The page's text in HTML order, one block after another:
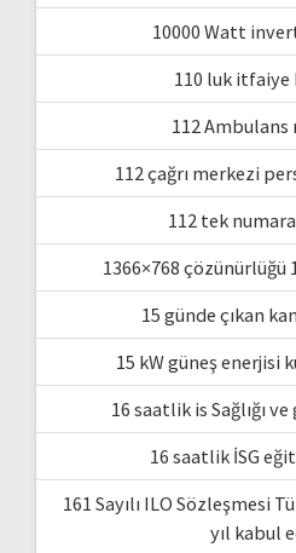
10000 Watt
110 luk
112 Ambulans
112 çağrı merkezi
112 tek
1366×768 çözünürlüğü
15 günde çıkan
15 kW güneş enerjisi
16 saatlik is Sağlığı
16 saatlik İSG
161 Sayılı ILO Sözleşmesi
yıl kabul